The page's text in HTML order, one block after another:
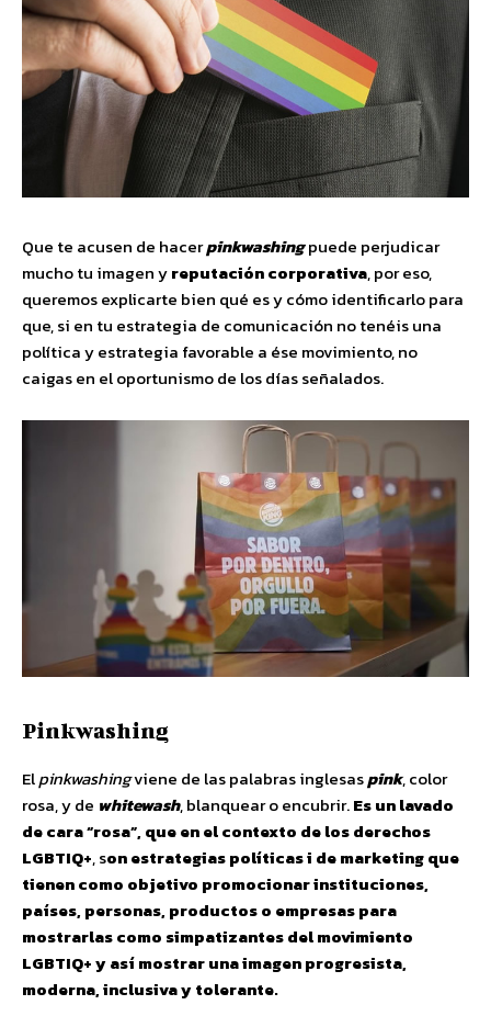
Que te acusen de hacerpinkwashingpuede perjudicar
mucho tu imagen yreputación corporativa, por eso,
queremos explicarte bien qué es y cómo identificarlo para
que, si en tu estrategia de comunicación no tenéis una
política y estrategia favorable a ése movimiento, no
caigas en el oportunismo de los días señalados.
Pinkwashing
Elpinkwashingviene de las palabras inglesaspink, color
rosa, y de whitewash, blanquear o encubrir.Es un lavado
de cara “rosa”, que en el contexto de los derechos
LGBTIQ+, son estrategias políticas i de marketing que
tienen como objetivo promocionar instituciones,
países, personas, productos o empresas para
mostrarlas como simpatizantes del movimiento
LGBTIQ+ y así mostrar una imagen progresista,
moderna, inclusiva y tolerante.